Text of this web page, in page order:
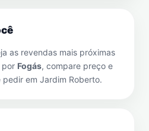
as revendas mais próximas
por Fogás, compare preço e
pedir em Jardim Roberto.